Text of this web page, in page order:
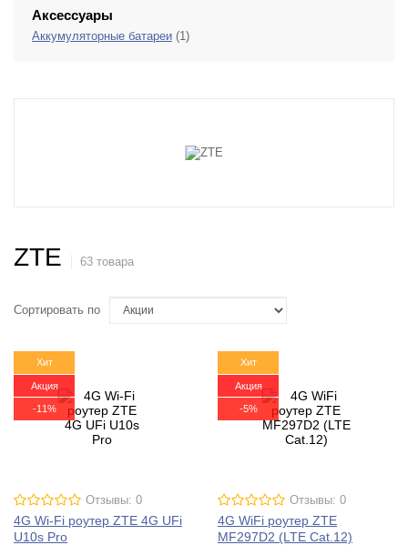
Аксессуары
Аккумуляторные батареи (1)
ZTE 63 товара
Сортировать по
Хит
Акция
-11%
Отзывы: 0
4G Wi-Fi роутер ZTE 4G UFi
U10s Pro
Хит
Акция
-5%
Отзывы: 0
4G WiFi роутер ZTE
MF297D2 (LTE Cat.12)